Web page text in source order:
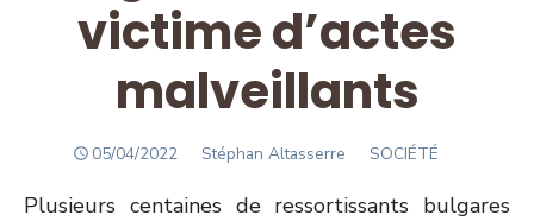
victime d’actes
malveillants
POSTED
05/04/2022 Author
Stéphan Altasserre SOCIÉTÉ
Plusieurs centaines de ressortissants bulgares